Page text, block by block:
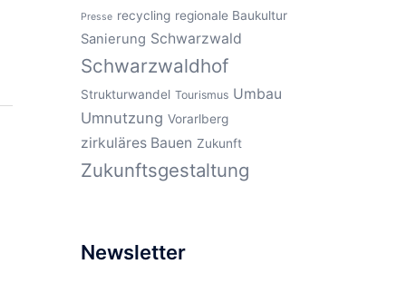
Presse recycling regionale Baukultur
Sanierung Schwarzwald
Schwarzwaldhof
Strukturwandel Tourismus Umbau
Umnutzung Vorarlberg
zirkuläres Bauen Zukunft
Zukunftsgestaltung
Newsletter